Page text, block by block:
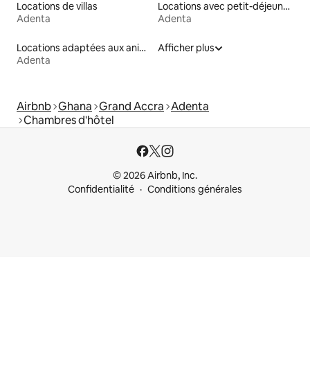
Locations de villas
Adenta
Locations avec petit-déjeuner
Adenta
Locations adaptées aux animaux
Adenta
Afficher plus
Airbnb Ghana Grand Accra Adenta
Chambres d'hôtel
© 2026 Airbnb, Inc.
Confidentialité
Conditions générales